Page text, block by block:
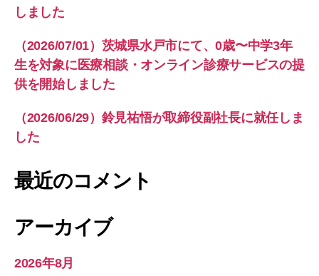
しました
（2026/07/01）茨城県水戸市にて、0歳〜中学3年
生を対象に医療相談・オンライン診療サービスの提
供を開始しました
（2026/06/29）鈴見祐悟が取締役副社長に就任しま
した
最近のコメント
アーカイブ
2026年8月